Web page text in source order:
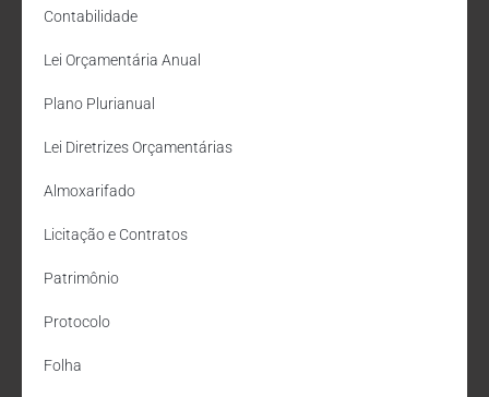
Contabilidade
Lei Orçamentária Anual
Plano Plurianual
Lei Diretrizes Orçamentárias
Almoxarifado
Licitação e Contratos
Patrimônio
Protocolo
Folha